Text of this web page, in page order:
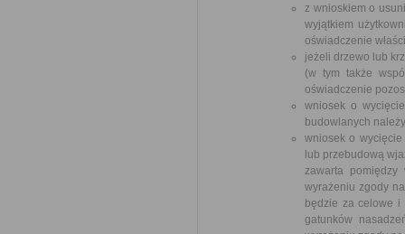
z wnioskiem o
wyjątkiem
oświadczenie
jeżeli drzewo lub
(w tym także
oświadczenie
wniosek o
budowlanych
wniosek o
lub przebudową
zawarta pomiędzy
wyrażeniu zgody
będzie za celowe i
gatunków